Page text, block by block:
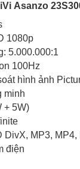
Asanzo
1080p
5.000.000:1
100Hz
hình ảnh
minh
+ 5W)
DivX, MP3, MP4,
điện